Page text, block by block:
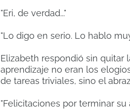
"Eri, de verdad..."
"Lo digo en serio. Lo hablo
Elizabeth respondió sin quitar
aprendizaje no eran los
de tareas triviales, sino el
"Felicitaciones por terminar su